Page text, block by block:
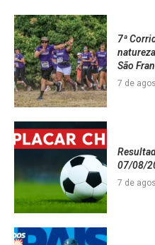
7ª
São
7 de
07/08/
7 de